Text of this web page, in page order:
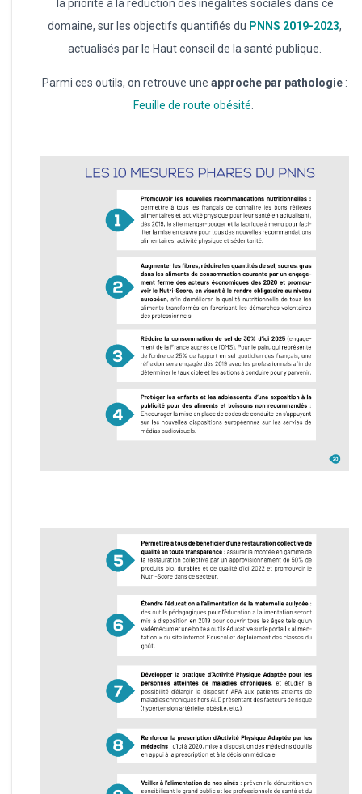
la priorité à la réduction des inégalités sociales dans ce
domaine, sur les objectifs quantifiés du PNNS 2019-2023,
actualisés par le Haut conseil de la santé publique.
Parmi ces outils, on retrouve une approche par pathologie :
Feuille de route obésité.